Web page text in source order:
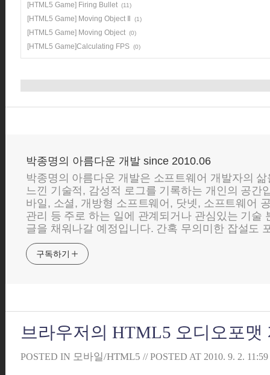
[HTML5 Game] Firing Bullet (11)
[HTML5 Game] Moving Object Ⅱ (1)
[HTML5 Game] Moving Object (0)
[HTML5 Game]Calculating FPS (0)
박종명의 아름다운 개발 since 2010.06
박종명의 아름다운 개발은 소프트웨어 개발자의
느낀 기술적, 감성적 로그를 기록하는 개인의 공간
바일, 소셜, 개방형 소프트웨어, 닷넷, 소프트웨어
관리 등 주로 하는 일에 관계되거나 관심있는 기술
글을 채워나갈 예정입니다. 간혹 무의미한 잡설도
구독하기
브라우저의 HTML5 오디오포맷
POSTED IN 모바일/HTML5 // POSTED AT 2010. 9. 2. 11:59